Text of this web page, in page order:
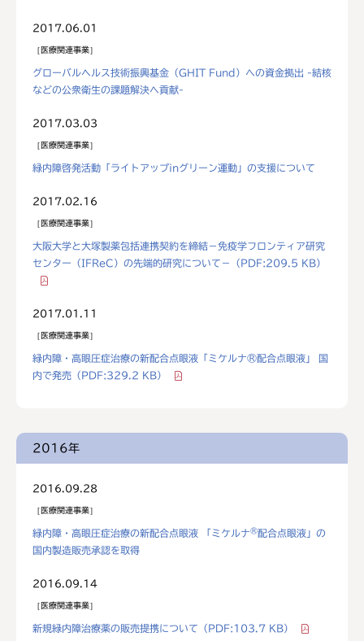
2017.06.01
医療関連事業
グローバルヘルス技術振興基金（GHIT Fund）への資金拠出 -結核
などの公衆衛生の課題解決へ貢献-
2017.03.03
医療関連事業
緑内障啓発活動「ライトアップinグリーン運動」の支援について
2017.02.16
医療関連事業
大阪大学と大塚製薬包括連携契約を締結－免疫学フロンティア研究
センター（IFReC）の先端的研究について－
（PDF:209.5 KB）
2017.01.11
医療関連事業
緑内障・高眼圧症治療の新配合点眼液「ミケルナ®配合点眼液」 国
内で発売 （PDF:329.2 KB）
2016年
2016.09.28
医療関連事業
緑内障・高眼圧症治療の新配合点眼液 「ミケルナ®配合点眼液」の
国内製造販売承認を取得
2016.09.14
医療関連事業
新規緑内障治療薬の販売提携について （PDF:103.7 KB）